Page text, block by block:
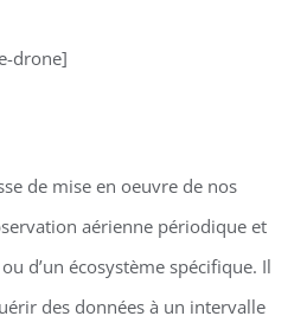
drone]
de mise en oeuvre de nos
aérienne périodique et
d’un écosystème spécifique. Il
des données à un intervalle